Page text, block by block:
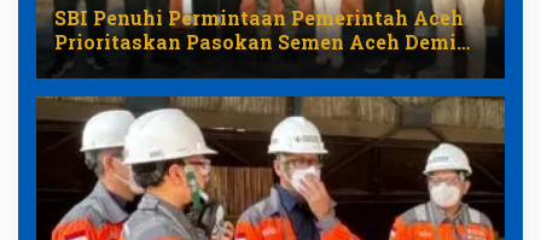
SBI Penuhi Permintaan Pemerintah Aceh
Prioritaskan Pasokan Semen Aceh Demi
Stabilkan Harga